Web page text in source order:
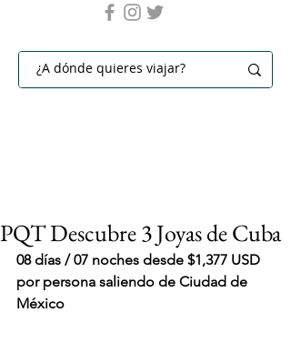
PQT Descubre 3 Joyas de Cuba
08 días / 07 noches desde $1,377 USD
por persona saliendo de Ciudad de
México